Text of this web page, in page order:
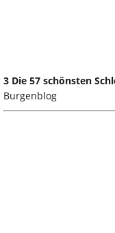
3 Die 57 schönsten
Burgenblog